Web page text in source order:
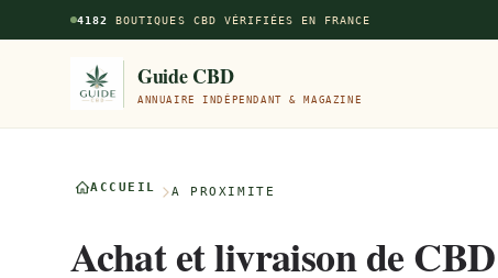
Aller au contenu principal
4182 BOUTIQUES CBD VÉRIFIÉES EN FRANCE
Guide CBD
ANNUAIRE INDÉPENDANT & MAGAZINE
ACCUEIL À PROXIMITÉ
Achat et livraison de